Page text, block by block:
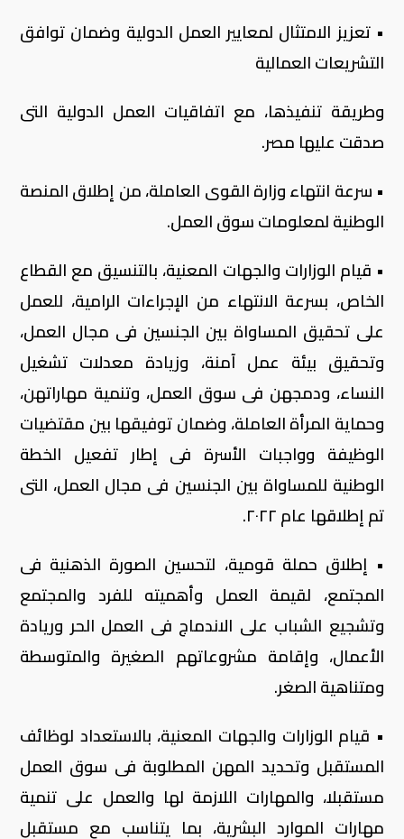
• تعزيز الامتثال لمعايير العمل الدولية وضمان توافق
التشريعات العمالية
وطريقة تنفيذها، مع اتفاقيات العمل الدولية التى
صدقت عليها مصر.
• سرعة انتهاء وزارة القوى العاملة، من إطلاق المنصة
الوطنية لمعلومات سوق العمل.
• قيام الوزارات والجهات المعنية، بالتنسيق مع القطاع
الخاص، بسرعة الانتهاء من الإجراءات الرامية، للعمل
على تحقيق المساواة بين الجنسين فى مجال العمل،
وتحقيق بيئة عمل آمنة، وزيادة معدلات تشغيل
النساء، ودمجهن فى سوق العمل، وتنمية مهاراتهن،
وحماية المرأة العاملة، وضمان توفيقها بين مقتضيات
الوظيفة وواجبات الأسرة فى إطار تفعيل الخطة
الوطنية للمساواة بين الجنسين فى مجال العمل، التى
تم إطلاقها عام ٢٠٢٢.
• إطلاق حملة قومية، لتحسين الصورة الذهنية فى
المجتمع، لقيمة العمل وأهميته للفرد والمجتمع
وتشجيع الشباب على الاندماج فى العمل الحر وريادة
الأعمال، وإقامة مشروعاتهم الصغيرة والمتوسطة
ومتناهية الصغر.
• قيام الوزارات والجهات المعنية، بالاستعداد لوظائف
المستقبل وتحديد المهن المطلوبة فى سوق العمل
مستقبلا، والمهارات اللازمة لها والعمل على تنمية
مهارات الموارد البشرية، بما يتناسب مع مستقبل